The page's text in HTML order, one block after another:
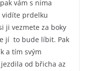
vám s nima
vidíte prdelku
ji vezmete za boky
jí to bude líbit. Pak
a tím svým
od břicha az